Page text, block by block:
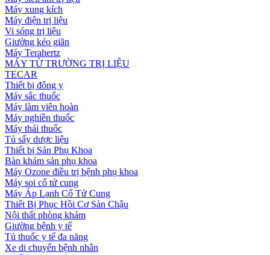
Máy xung kích
Máy điện trị liệu
Vi sóng trị liệu
Giường kéo giãn
Máy Terahertz
MÁY TỪ TRƯỜNG TRỊ LIỆU
TECAR
Thiết bị đông y
Máy sắc thuốc
Máy làm viên hoàn
Máy nghiền thuốc
Máy thái thuốc
Tủ sấy dược liệu
Thiết bị Sản Phụ Khoa
Bàn khám sản phụ khoa
Máy Ozone điều trị bệnh phụ khoa
Máy soi cổ tử cung
Máy Áp Lạnh Cổ Tử Cung
Thiết Bị Phục Hồi Cơ Sàn Chậu
Nội thất phòng khám
Giường bệnh y tế
Tủ thuốc y tế đa năng
Xe di chuyển bệnh nhân